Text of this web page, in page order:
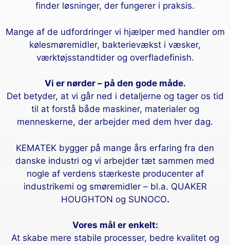
finder løsninger, der fungerer i praksis.
Mange af de udfordringer vi hjælper med handler om
kølesmøremidler, bakterievækst i væsker,
værktøjsstandtider og overfladefinish.
Vi er nørder – på den gode måde.
Det betyder, at vi går ned i detaljerne og tager os tid
til at forstå både maskiner, materialer og
menneskerne, der arbejder med dem hver dag.
KEMATEK bygger på mange års erfaring fra den
danske industri og vi arbejder tæt sammen med
nogle af verdens stærkeste producenter af
industrikemi og smøremidler – bl.a. QUAKER
HOUGHTON og SUNOCO.
Vores mål er enkelt:
At skabe mere stabile processer, bedre kvalitet og